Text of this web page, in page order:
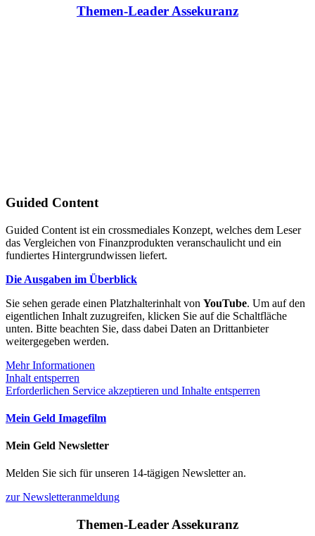
Themen-Leader Assekuranz
Guided Content
Guided Content ist ein crossmediales Konzept, welches dem Leser
das Vergleichen von Finanzprodukten veranschaulicht und ein
fundiertes Hintergrundwissen liefert.
Die Ausgaben im Überblick
Sie sehen gerade einen Platzhalterinhalt von YouTube. Um auf den
eigentlichen Inhalt zuzugreifen, klicken Sie auf die Schaltfläche
unten. Bitte beachten Sie, dass dabei Daten an Drittanbieter
weitergegeben werden.
Mehr Informationen
Inhalt entsperren
Erforderlichen Service akzeptieren und Inhalte entsperren
Mein Geld Imagefilm
Mein Geld Newsletter
Melden Sie sich für unseren 14-tägigen Newsletter an.
zur Newsletteranmeldung
Themen-Leader Assekuranz